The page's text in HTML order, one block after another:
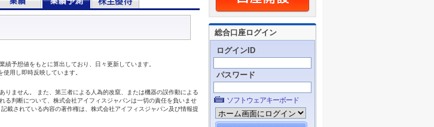
総合口座ログイン
ログインID
パスワード
ソフトウェアキーボード